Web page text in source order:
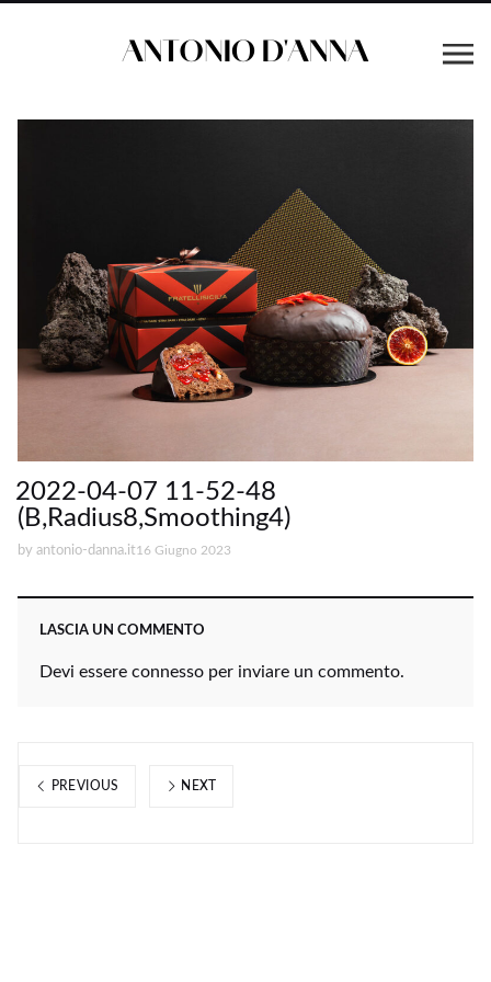
2022-04-07 11-52-48
(B,Radius8,Smoothing4)
by antonio-danna.it16 Giugno 2023
LASCIA UN COMMENTO
Devi essere connesso per inviare un commento.
PREVIOUS NEXT